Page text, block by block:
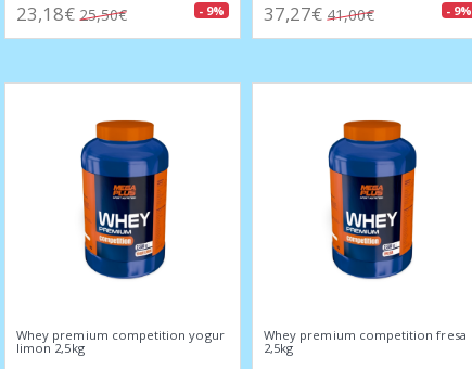
23,18€ 25,50€ - 9% 37,27€ 41,00€ - 9%
Whey premium competition yogur
limon 2,5kg
Whey premium competition fresa
2,5kg